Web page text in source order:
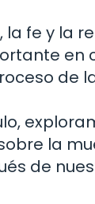
la fe y la
en
de
la
de